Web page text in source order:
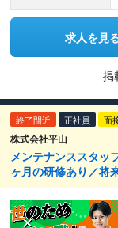
求人を見
掲
終了間近 正社員 面
株式会社平山
メンテナンススタッ
ヶ月の研修あり／将